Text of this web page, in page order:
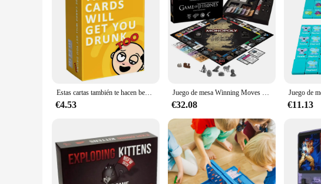
Estas cartas también te hacen beber [extendido], un divertido juego para beber de fiesta para adultos
€4.53
Juego de mesa Winning Moves Games - Monopolio de Juego de Tronos de lujo
€32.08 €11.13